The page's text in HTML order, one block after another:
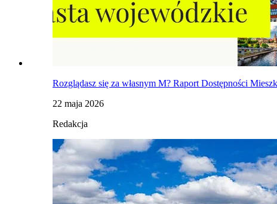
Rozglądasz się za własnym M? Raport Dostępności
22 maja 2026
Redakcja